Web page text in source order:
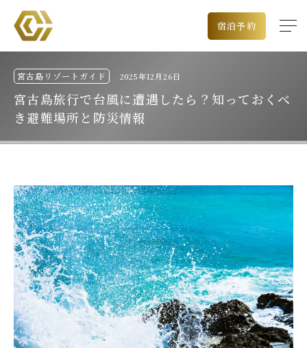
宿泊予約
宮古島リゾートガイド 2025年12月26日
宮古島旅行で台風に遭遇したら？知っておくべ
き避難場所と防災情報
出発空港
泊数
チェックイン日
宿泊人数